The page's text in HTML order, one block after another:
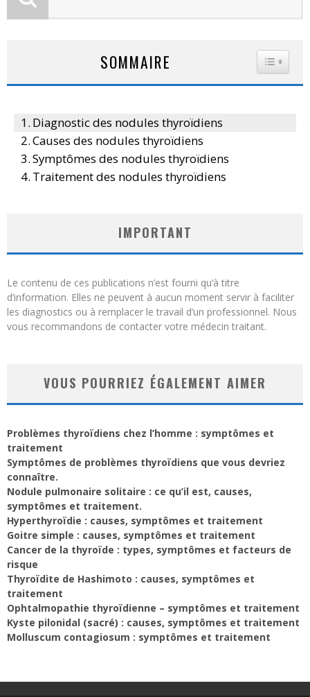
SOMMAIRE
Diagnostic des nodules thyroïdiens
Causes des nodules thyroïdiens
Symptômes des nodules thyroïdiens
Traitement des nodules thyroïdiens
IMPORTANT
Le contenu de ces publications n’est fourni qu’à titre
d’information. Elles ne peuvent à aucun moment servir à faciliter
les diagnostics ou à remplacer le travail d’un professionnel. Nous
vous recommandons de contacter votre médecin traitant.
VOUS POURRIEZ ÉGALEMENT AIMER
Problèmes thyroïdiens chez l’homme : symptômes et
traitement
Symptômes de problèmes thyroïdiens que vous devriez
connaître.
Nodule pulmonaire solitaire : ce qu’il est, causes,
symptômes et traitement.
Hyperthyroïdie : causes, symptômes et traitement
Goitre simple : causes, symptômes et traitement
Cancer de la thyroïde : types, symptômes et facteurs de
risque
Thyroïdite de Hashimoto : causes, symptômes et
traitement
Ophtalmopathie thyroïdienne – symptômes et traitement
Kyste pilonidal (sacré) : causes, symptômes et traitement
Molluscum contagiosum : symptômes et traitement